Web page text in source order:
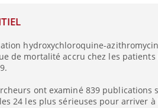
hydroxychloroquine-
de mortalité accru chez les patients
ont examiné 839 publications
24 les plus sérieuses pour arriver
?
connectés :
le travail